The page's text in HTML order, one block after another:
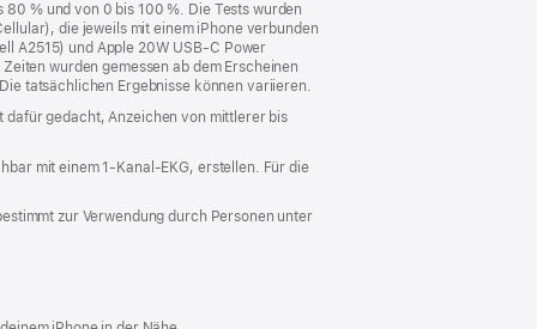
% und von 0 bis 100 %. Die Tests wurden
die jeweils mit einem iPhone verbunden
A2515) und Apple 20W USB‑C Power
wurden gemessen ab dem Erscheinen
tatsächlichen Ergebnisse können variieren.
dafür gedacht, Anzeichen von mittlerer bis
mit einem 1‑Kanal‑EKG, erstellen. Für die
zur Verwendung durch Personen unter